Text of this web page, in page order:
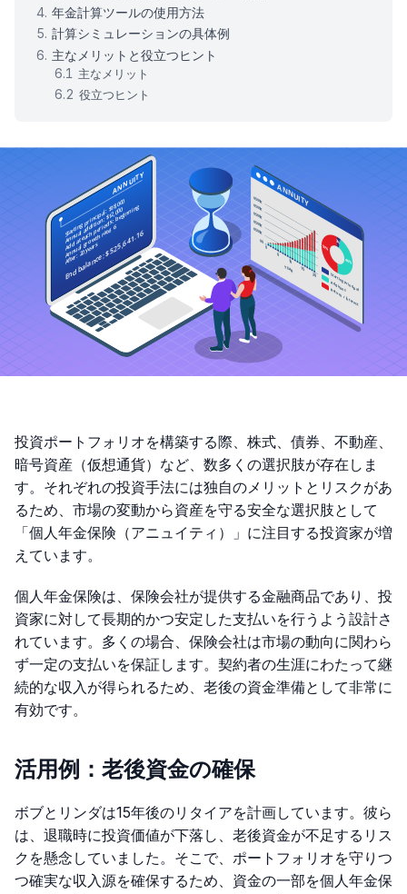
年金計算ツールの使用方法
計算シミュレーションの具体例
主なメリットと役立つヒント
主なメリット
役立つヒント
投資ポートフォリオを構築する際、株式、債券、不動産、
暗号資産（仮想通貨）など、数多くの選択肢が存在しま
す。それぞれの投資手法には独自のメリットとリスクがあ
るため、市場の変動から資産を守る安全な選択肢として
「個人年金保険（アニュイティ）」に注目する投資家が増
えています。
個人年金保険は、保険会社が提供する金融商品であり、投
資家に対して長期的かつ安定した支払いを行うよう設計さ
れています。多くの場合、保険会社は市場の動向に関わら
ず一定の支払いを保証します。契約者の生涯にわたって継
続的な収入が得られるため、老後の資金準備として非常に
有効です。
活用例：老後資金の確保
ボブとリンダは15年後のリタイアを計画しています。彼ら
は、退職時に投資価値が下落し、老後資金が不足するリス
クを懸念していました。そこで、ポートフォリオを守りつ
つ確実な収入源を確保するため、資金の一部を個人年金保